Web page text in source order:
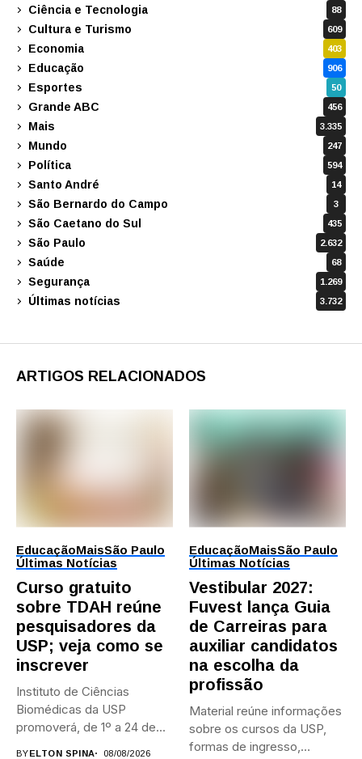
Ciência e Tecnologia 88
Cultura e Turismo 609
Economia 403
Educação 906
Esportes 50
Grande ABC 456
Mais 3.335
Mundo 247
Política 594
Santo André 14
São Bernardo do Campo 3
São Caetano do Sul 435
São Paulo 2.632
Saúde 68
Segurança 1.269
Últimas notícias 3.732
ARTIGOS RELACIONADOS
EducaçãoMaisSão Paulo
Últimas Notícias
Curso gratuito
sobre TDAH reúne
pesquisadores da
USP; veja como se
inscrever
Instituto de Ciências
Biomédicas da USP
promoverá, de 1º a 24 de...
BYELTON SPINA 08/08/2026
EducaçãoMaisSão Paulo
Últimas Notícias
Vestibular 2027:
Fuvest lança Guia
de Carreiras para
auxiliar candidatos
na escolha da
profissão
Material reúne informações
sobre os cursos da USP,
formas de ingresso,